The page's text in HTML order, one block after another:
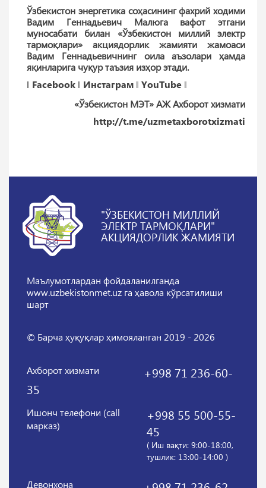
Ўзбекистон энергетика соҳасининг фахрий ходими
Вадим Геннадьевич Малюга вафот этгани
муносабати билан «Ўзбекистон миллий электр
тармоқлари» акциядорлик жамияти жамоаси
Вадим Геннадьевичнинг оила аъзолари ҳамда
яқинларига чуқур таъзия изҳор этади.
‖ Facebook ‖ Инстаграм ‖ YouTube ‖
«Ўзбекистон МЭТ» АЖ Ахборот хизмати
http://t.me/uzmetaxborotxizmati
"ЎЗБЕКИСТОН МИЛЛИЙ
ЭЛЕКТР ТАРМОҚЛАРИ"
АКЦИЯДОРЛИК ЖАМИЯТИ
Маълумотлардан фойдаланилганда
www.uzbekistonmet.uz га ҳавола кўрсатилиши
шарт
© Барча ҳуқуқлар ҳимояланган 2019 - 2026
Ахборот хизмати
+998 71 236-60-
35
Ишонч телефони (call
марказ)
+998 55 500-55-
45
( Иш вақти: 9:00-18:00,
тушлик: 13:00-14:00 )
Девонхона